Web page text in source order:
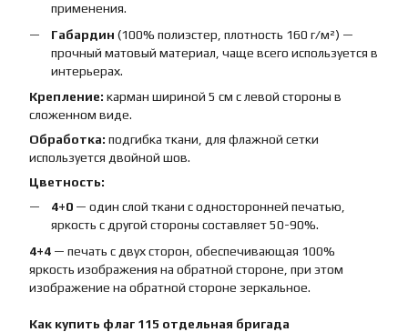
применения.
Габардин (100% полиэстер, плотность 160 г/м²) —
прочный матовый материал, чаще всего используется в
интерьерах.
Крепление: карман шириной 5 см с левой стороны в
сложенном виде.
Обработка: подгибка ткани, для флажной сетки
используется двойной шов.
Цветность:
4+0 — один слой ткани с односторонней печатью,
яркость с другой стороны составляет 50-90%.
4+4 — печать с двух сторон, обеспечивающая 100%
яркость изображения на обратной стороне, при этом
изображение на обратной стороне зеркальное.
Как купить флаг 115 отдельная бригада